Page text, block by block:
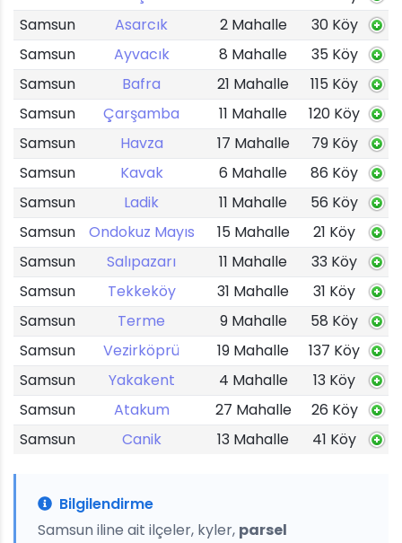
Samsun
Asarcık 2 Mahalle
30 Köy
Samsun
Ayvacık 8 Mahalle
35 Köy
Samsun
Bafra 21 Mahalle
115 Köy
Samsun
Çarşamba 11 Mahalle
120 Köy
Samsun
Havza 17 Mahalle
79 Köy
Samsun
Kavak 6 Mahalle
86 Köy
Samsun
Ladik 11 Mahalle
56 Köy
Samsun
Ondokuz Mayıs 15 Mahalle
21 Köy
Samsun
Salıpazarı 11 Mahalle
33 Köy
Samsun
Tekkeköy 31 Mahalle
31 Köy
Samsun
Terme 9 Mahalle
58 Köy
Samsun
Vezirköprü 19 Mahalle
137 Köy
Samsun
Yakakent 4 Mahalle
13 Köy
Samsun
Atakum 27 Mahalle
26 Köy
Samsun
Canik 13 Mahalle 41 Köy
Bilgilendirme
Samsun iline ait ilçeler, kyler, parsel